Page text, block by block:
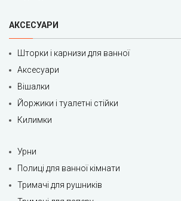
АКСЕСУАРИ
Шторки і карнизи для ванної
Аксесуари
Вішалки
Йоржики і туалетні стійки
Килимки
Урни
Полиці для ванної кімнати
Тримачі для рушників